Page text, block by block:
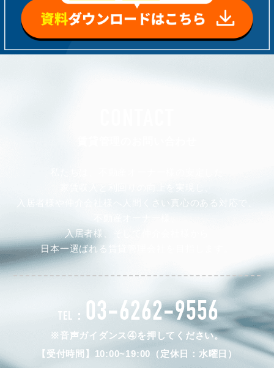
入居者様や仲介会社様へ人間くさい真心のある対応で、
入居者様、そして仲介会社様から
日本一選ばれる賃貸管理会社を目指します。
TEL： 03-6262-9556
※音声ガイダンス④を押してください。
【受付時間】10:00~19:00（定休日：水曜日）